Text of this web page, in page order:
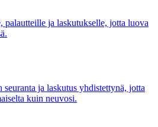
ja laskutukselle, jotta luova
ja laskutus yhdistettynä, jotta
kuin neuvosi.